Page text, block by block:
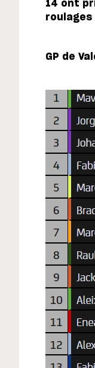
14 ont
roulages
GP de